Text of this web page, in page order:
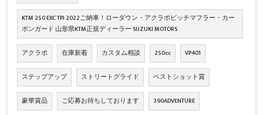
KTM 250 EXC TPI 2022ご納車！ローダウン・アクラポビッチマフラー・カー
ボンガード 山形県KTM正規ディーラー SUZUKI MOTORS
アクラポ 在庫新着 カスタム相談 250cc VP401
ステップアップ ストリートグライド ベストショット賞
豪華賞品 ご応募お待ちしております 390ADVENTURE